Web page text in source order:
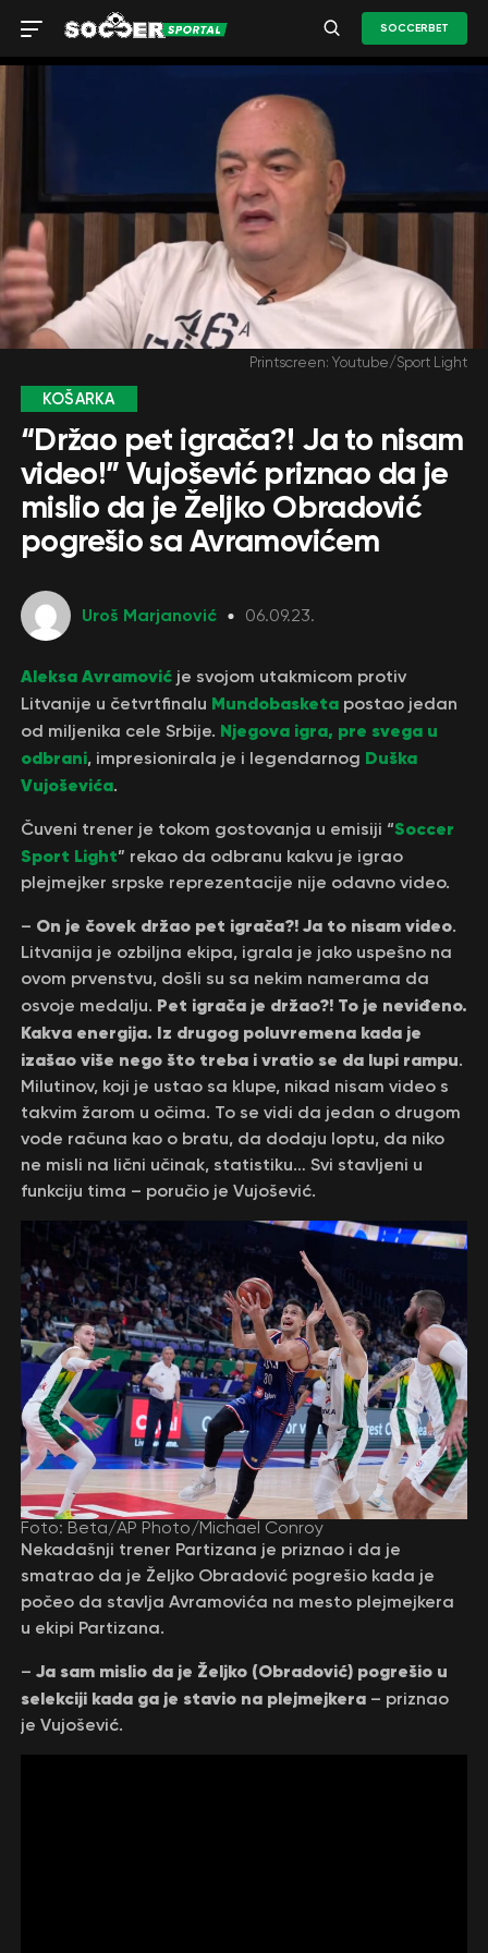
SOCCERBET
Printscreen: Youtube/Sport Light
KOŠARKA
“Držao pet igrača?! Ja to nisam
video!” Vujošević priznao da je
mislio da je Željko Obradović
pogrešio sa Avramovićem
Uroš Marjanović 06.09.23.
Aleksa Avramovićje svojom utakmicom protiv
Litvanije u četvrtfinalu Mundobasketa postao jedan
od miljenika cele Srbije. Njegova igra, pre svega u
odbrani, impresionirala je i legendarnog Duška
Vujoševića.
Čuveni trener je tokom gostovanja u emisiji “Soccer
Sport Light” rekao da odbranu kakvu je igrao
plejmejker srpske reprezentacije nije odavno video.
– On je čovek držao pet igrača?! Ja to nisam video.
Litvanija je ozbiljna ekipa, igrala je jako uspešno na
ovom prvenstvu, došli su sa nekim namerama da
osvoje medalju. Pet igrača je držao?! To je neviđeno.
Kakva energija. Iz drugog poluvremena kada je
izašao više nego što treba i vratio se da lupi rampu.
Milutinov, koji je ustao sa klupe, nikad nisam video s
takvim žarom u očima. To se vidi da jedan o drugom
vode računa kao o bratu, da dodaju loptu, da niko
ne misli na lični učinak, statistiku… Svi stavljeni u
funkciju tima – poručio je Vujošević.
Foto: Beta/AP Photo/Michael Conroy
Nekadašnji trener Partizana je priznao i da je
smatrao da je Željko Obradović pogrešio kada je
počeo da stavlja Avramovića na mesto plejmejkera
u ekipi Partizana.
– Ja sam mislio da je Željko (Obradović) pogrešio u
selekciji kada ga je stavio na plejmejkera– priznao
je Vujošević.